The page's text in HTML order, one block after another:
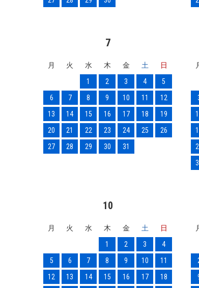
7
月 火 水 木 金 土
日
1
2 3 4
5
6
7 8 9 10 11
12
13
14 15 16 17 18
19
20
21 22 23 24 25
26
27
28 29 30 31
10
月 火 水 木 金 土
日
1
2 3
4
5
6 7 8 9 10
11
12
13 14 15 16 17 18